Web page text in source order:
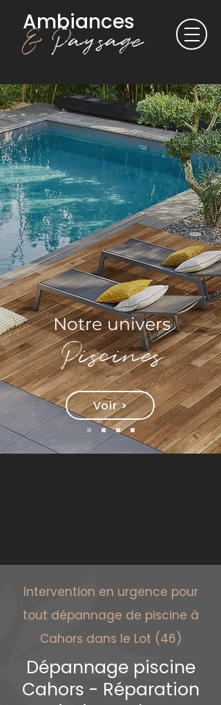
Ambiances
& Paysage
Notre univers
Piscines
Voir >
Intervention en urgence pour
tout dépannage de piscine à
Cahors dans le Lot (46)
Dépannage piscine
Cahors - Réparation